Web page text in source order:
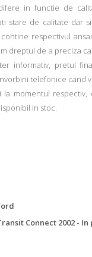
in functie de
stare de calitate dar
respectivul
dreptul de a preciza
informativ, pretul
telefonice cand
la momentul respectiv,
in stoc.
Connect 2002 -